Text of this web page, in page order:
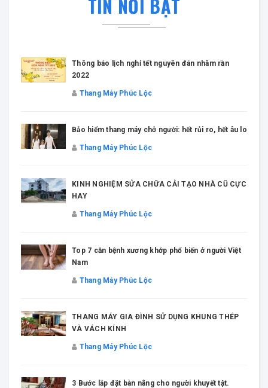
TIN NỔI BẬT
Thông báo lịch nghỉ tết nguyên đán nhâm rần
2022
Thang Máy Phúc Lộc
Bảo hiểm thang máy chở người: hết rủi ro, hết âu lo
Thang Máy Phúc Lộc
KINH NGHIỆM SỬA CHỮA CẢI TẠO NHÀ CŨ CỰC
HAY
Thang Máy Phúc Lộc
Top 7 căn bệnh xương khớp phổ biến ở người Việt
Nam
Thang Máy Phúc Lộc
THANG MÁY GIA ĐÌNH SỬ DỤNG KHUNG THÉP
VÀ VÁCH KÍNH
Thang Máy Phúc Lộc
3 Bước lắp đặt bàn nâng cho người khuyết tật.